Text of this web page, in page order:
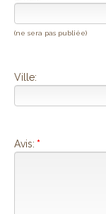
(ne sera pas publiée)
Ville:
Avis: *